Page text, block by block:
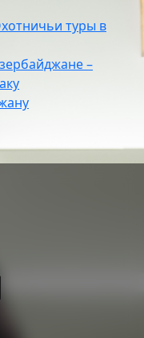
туры в
–